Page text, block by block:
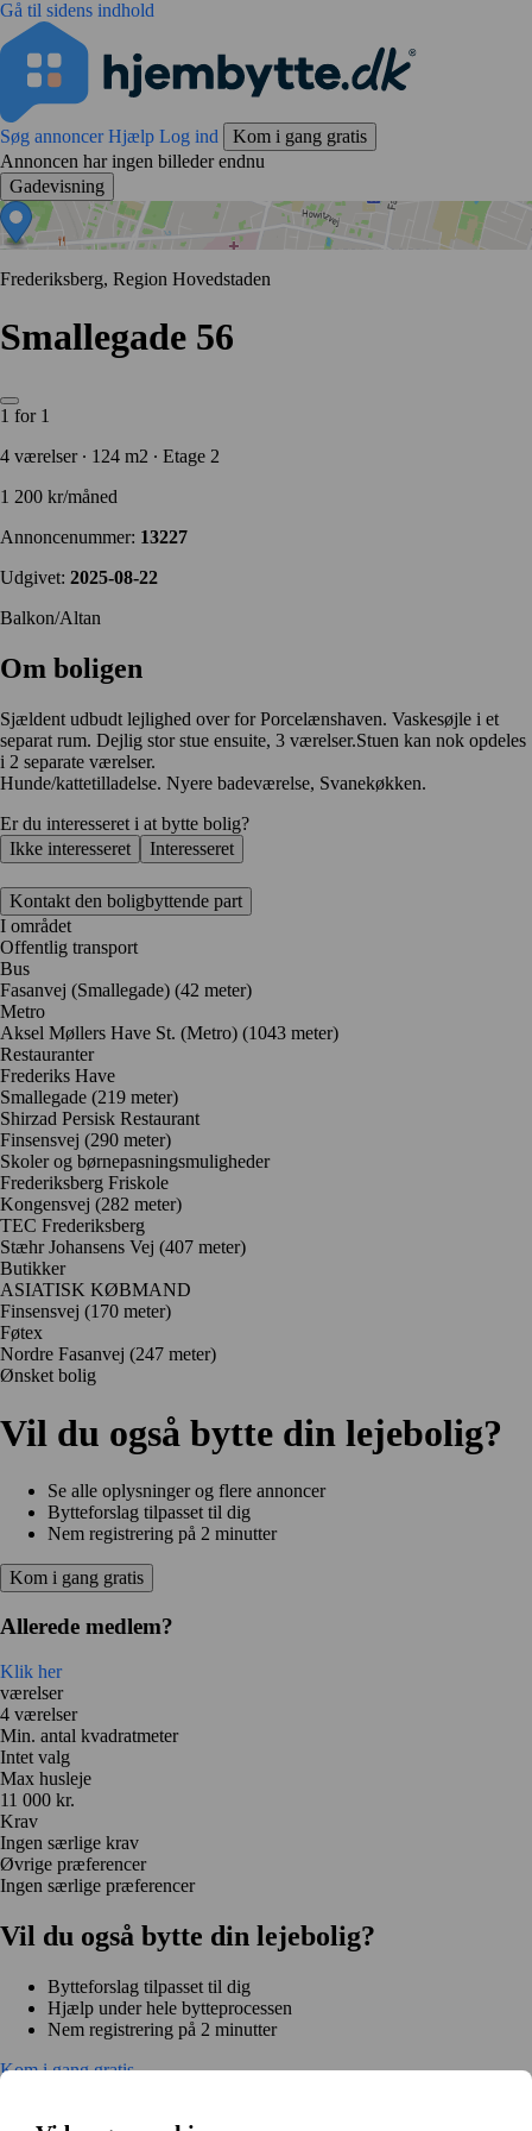
Gå til sidens indhold
Søg annoncerHjælp Log ind
Kom i gang gratis
Annoncen har ingen billeder endnu
Gadevisning
Frederiksberg, Region Hovedstaden
Smallegade 56
1 for 1
4 værelser ∙ 124 m2 ∙ Etage 2
1 200 kr/måned
Annoncenummer: 13227
Udgivet: 2025-08-22
Balkon/Altan
Om boligen
Sjældent udbudt lejlighed over for Porcelænshaven. Vaskesøjle i et
separat rum. Dejlig stor stue ensuite, 3 værelser.Stuen kan nok opdeles
i 2 separate værelser.
Hunde/kattetilladelse. Nyere badeværelse, Svanekøkken.
Er du interesseret i at bytte bolig?
Ikke interesseret
Interesseret
Kontakt den boligbyttende part
I området
Offentlig transport
Bus
Fasanvej (Smallegade) (42 meter)
Metro
Aksel Møllers Have St. (Metro) (1043 meter)
Restauranter
Frederiks Have
Smallegade (219 meter)
Shirzad Persisk Restaurant
Finsensvej (290 meter)
Skoler og børnepasningsmuligheder
Frederiksberg Friskole
Kongensvej (282 meter)
TEC Frederiksberg
Stæhr Johansens Vej (407 meter)
Butikker
ASIATISK KØBMAND
Finsensvej (170 meter)
Føtex
Nordre Fasanvej (247 meter)
Ønsket bolig
Vil du også bytte din lejebolig?
Se alle oplysninger og flere annoncer
Bytteforslag tilpasset til dig
Nem registrering på 2 minutter
Kom i gang gratis
Allerede medlem?
Klik her
værelser
4 værelser
Min. antal kvadratmeter
Intet valg
Max husleje
11 000 kr.
Krav
Ingen særlige krav
Øvrige præferencer
Ingen særlige præferencer
Vil du også bytte din lejebolig?
Bytteforslag tilpasset til dig
Hjælp under hele bytteprocessen
Nem registrering på 2 minutter
Kom i gang gratis